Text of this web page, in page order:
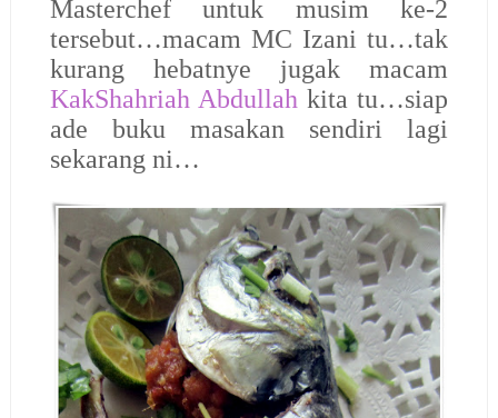
Masterchef untuk musim ke-2
tersebut…macam MC Izani tu…tak
kurang hebatnye jugak macam
KakShahriah Abdullahkita tu…siap
ade buku masakan sendiri lagi
sekarang ni…